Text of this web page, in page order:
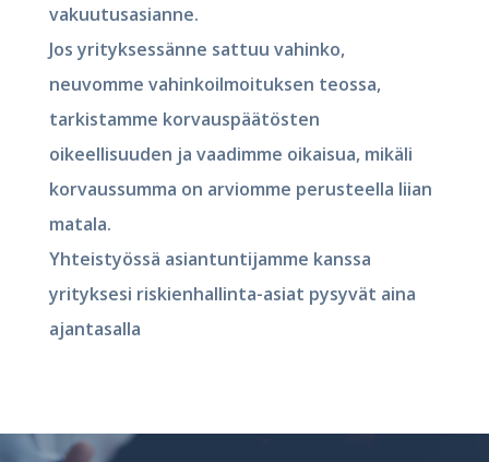
vakuutusasianne.
Jos yrityksessänne sattuu vahinko,
neuvomme vahinkoilmoituksen teossa,
tarkistamme korvauspäätösten
oikeellisuuden ja vaadimme oikaisua, mikäli
korvaussumma on arviomme perusteella liian
matala.
Yhteistyössä asiantuntijamme kanssa
yrityksesi riskienhallinta-asiat pysyvät aina
ajantasalla